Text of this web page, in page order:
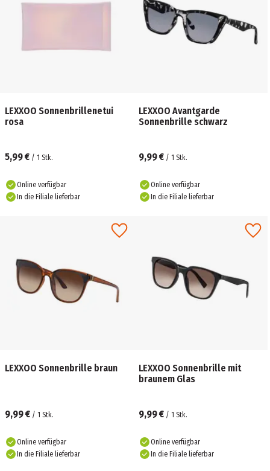
LEXXOO Sonnenbrillenetui
rosa
5,99 € / 1 Stk.
Online verfügbar
In die Filiale lieferbar
LEXXOO Avantgarde
Sonnenbrille schwarz
9,99 € / 1 Stk.
Online verfügbar
In die Filiale lieferbar
LEXXOO Sonnenbrille braun
9,99 € / 1 Stk.
Online verfügbar
In die Filiale lieferbar
LEXXOO Sonnenbrille mit
braunem Glas
9,99 € / 1 Stk.
Online verfügbar
In die Filiale lieferbar